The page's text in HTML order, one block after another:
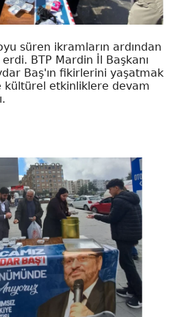
süren ikramların ardından
BTP Mardin İl Başkanı
Baş'ın fikirlerini yaşatmak
kültürel etkinliklere devam